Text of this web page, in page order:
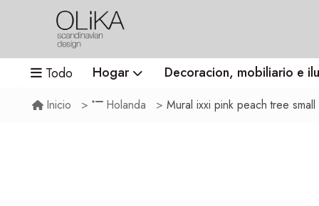
Todo Hogar Decoracion, mobiliario e
Inicio Holanda Mural ixxi pink peach tree small